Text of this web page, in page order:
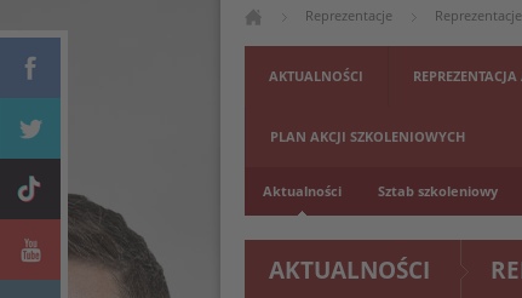
Reprezentacje
AKTUALNOŚCI REPREZENTACJA
PLAN AKCJI SZKOLENIOWYCH
Aktualności Sztab szkoleniowy
AKTUALNOŚCI